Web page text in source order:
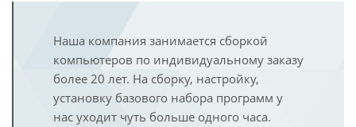
Наша компания занимается сборкой
компьютеров по индивидуальному заказу
более 20 лет. На сборку, настройку,
установку базового набора программ у
нас уходит чуть больше одного часа.